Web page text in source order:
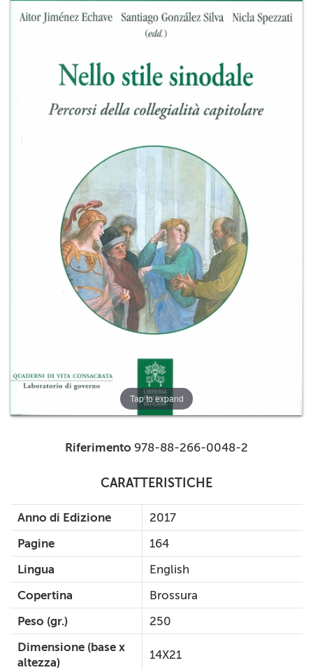
+
RIVISTE
CEI
Tap to expand
Riferimento 978-88-266-0048-2
CARATTERISTICHE
Anno di Edizione
2017
Pagine
164
Lingua
English
Copertina
Brossura
Peso (gr.)
250
Dimensione (base x
altezza)
14X21